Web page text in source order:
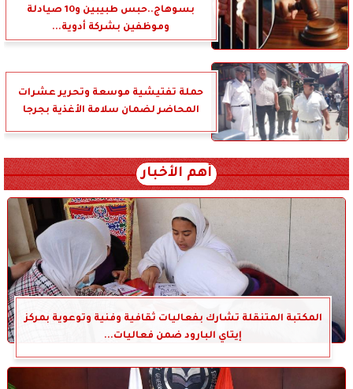
بسوهاج..حبس طبيبين و10 صيادلة
وموظفين بشركة أدوية...
حملة تفتيشية موسعة وتحرير عشرات
المحاضر لضمان سلامة الأغذية بجرجا
أهم الأخبار
المكتبة المتنقلة تشارك بفعاليات ثقافية وفنية وتوعوية بمركز
إيتاي البارود ضمن فعاليات...